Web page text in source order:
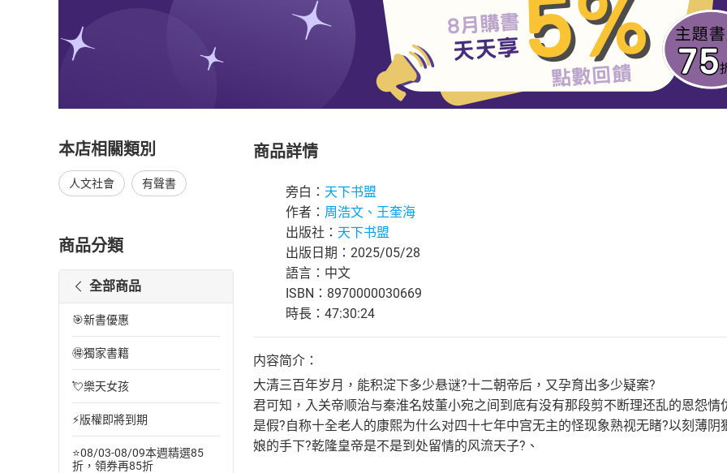
本店相關類別
人文社會 有聲書
商品分類
全部商品
🎯新書優惠
🉐獨家書籍
💘樂天女孩
⚡版權即將到期
⭐08/03-08/09本週精選85
折，領券再85折
商品詳情
旁白： 天下书盟
作者： 周浩文、王奎海
出版社： 天下书盟
出版日期：2025/05/28
語言：中文
ISBN：8970000030669
時長：47:30:24
内容简介：
大清三百年岁月，能积淀下多少悬谜?十二朝帝后，又孕育出多少疑案?
君可知，入关帝顺治与秦淮名妓董小宛之间到底有没有那段剪不断理还乱的恩怨
是假?自称十全老人的康熙为什么对四十七年中宫无主的怪现象熟视无睹?以刻薄
娘的手下?乾隆皇帝是不是到处留情的风流天子?、